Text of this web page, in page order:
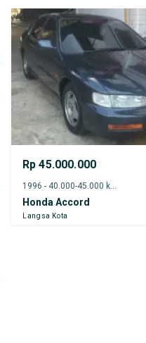
Rp 45.000.000
Honda Accord
Langsa Kota